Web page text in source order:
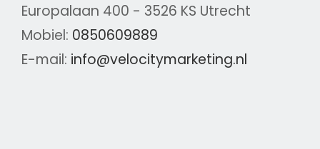
Europalaan 400 - 3526 KS Utrecht
Mobiel: 0850609889
E-mail: info@velocitymarketing.nl